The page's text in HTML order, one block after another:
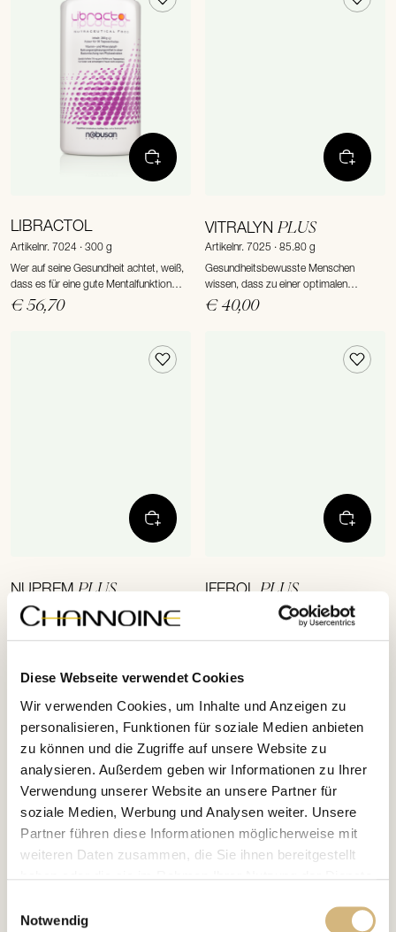
Diese Webseite verwendet Cookies
Wir verwenden Cookies, um Inhalte und Anzeigen zu
personalisieren, Funktionen für soziale Medien anbieten
zu können und die Zugriffe auf unsere Website zu
analysieren. Außerdem geben wir Informationen zu Ihrer
Verwendung unserer Website an unsere Partner für
soziale Medien, Werbung und Analysen weiter. Unsere
Partner führen diese Informationen möglicherweise mit
weiteren Daten zusammen, die Sie ihnen bereitgestellt
Notwendig
LIBRACTOL
Artikelnr. 7024 · 300 g
Wer auf seine Gesundheit achtet, weiß,
dass es für eine gute Mentalfunktion
besonders auf gesunde Gefäße
ankommt. Nur so bleiben wir bis ins
€ 56,70
VITRALYN PLUS
Artikelnr. 7025 · 85.80 g
Gesundheitsbewusste Menschen
wissen, dass zu einer optimalen
Lebensweise eine solide
Grundversorgung mit Vitalstoffen
ist natürlich, täglich marktfrisches Obst
und Gemüse auf den Tisch zu bringen
€ 40,00
NUPREMPLUS
Artikelnr. 7015 · 1,000 g
Schlank, fit und schön mit dem 3-
„schlanke Linie“ nennt.
IFEROLPLUS
Artikelnr. 7011 · 28.80 g
Schutz für das ganze Jahr, um vor der
wie Heuschnupfen & Co. gefeit zu sein.